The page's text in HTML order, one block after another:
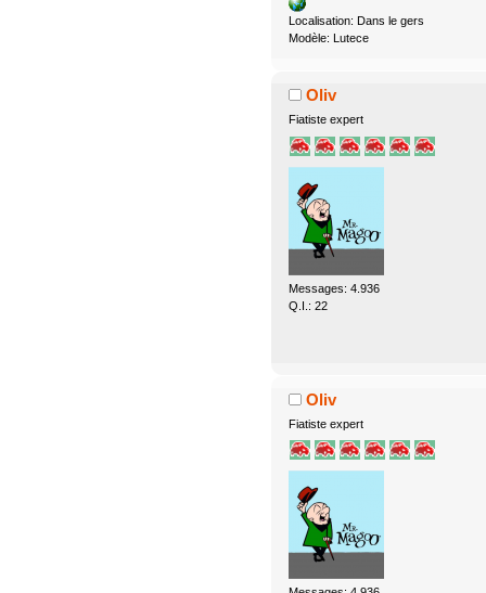
Localisation: Dans le gers
Modèle: Lutece
Oliv
Fiatiste expert
Messages: 4.936
Q.I.: 22
Oliv
Fiatiste expert